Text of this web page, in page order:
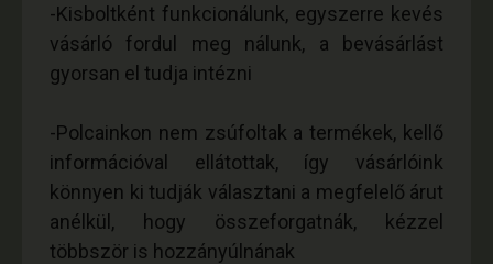
-Kisboltként funkcionálunk, egyszerre kevés
vásárló fordul meg nálunk, a bevásárlást
gyorsan el tudja intézni
-Polcainkon nem zsúfoltak a termékek, kellő
információval ellátottak, így vásárlóink
könnyen ki tudják választani a megfelelő árut
anélkül, hogy összeforgatnák, kézzel
többször is hozzányúlnának